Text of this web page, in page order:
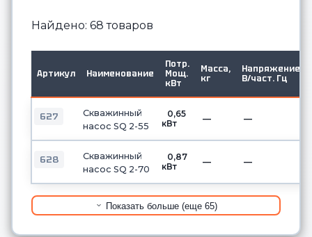
Найдено: 68 товаров
Артикул Наименование
Потр.
Мощ.
кВт
Масса,
кг
Напряжение,
В/част. Гц
627
Скважинный
насос SQ 2-55
0,65
кВт
— —
628
Скважинный
насос SQ 2-70
0,87
кВт
— —
Показать больше (еще 65)